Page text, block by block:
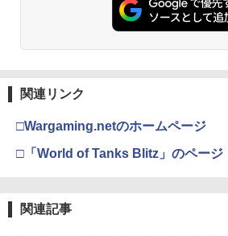
￥5,000
劇場版「鬼滅の刃
窩座再来 通常版
劇場版「鬼滅の刃
窩座再来 通常版
関連リンク
□Wargaming.netのホームページ
□「World of Tanks Blitz」のページ
関連記事